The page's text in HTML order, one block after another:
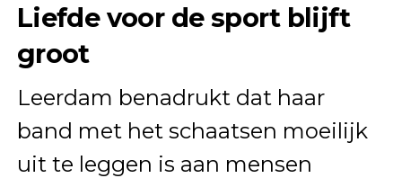
Liefde voor de sport blijft
groot
Leerdam benadrukt dat haar
band met het schaatsen moeilijk
uit te leggen is aan mensen